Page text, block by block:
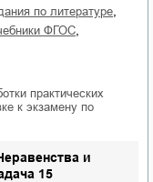
по литературе
ФГОС
практических
к экзамену по
и
15